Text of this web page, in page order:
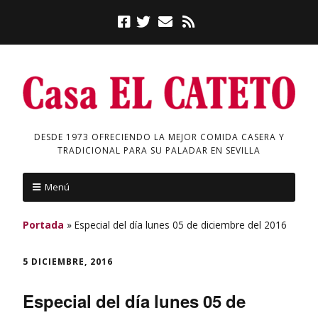
DESDE 1973 OFRECIENDO LA MEJOR COMIDA CASERA Y
TRADICIONAL PARA SU PALADAR EN SEVILLA
Menú
Portada » Especial del día lunes 05 de diciembre del 2016
5 DICIEMBRE, 2016
Especial del día lunes 05 de